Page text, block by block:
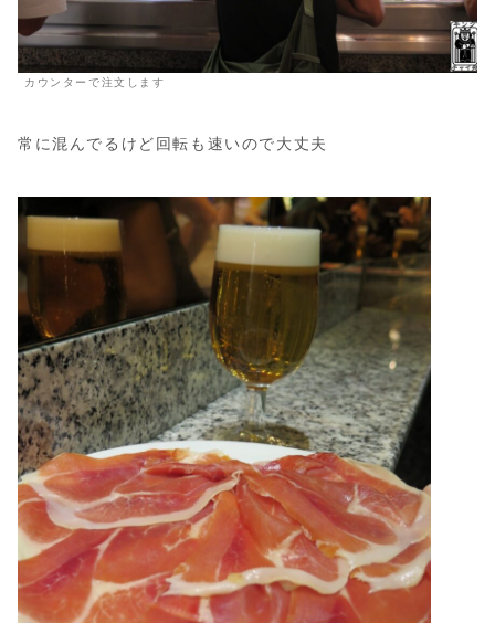
カウンターで注文します
常に混んでるけど回転も速いので大丈夫